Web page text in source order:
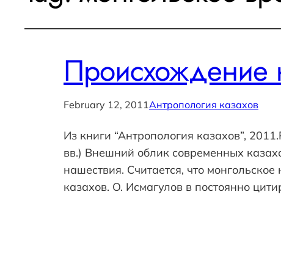
February 12, 2011Антропология казахов
Из книги “Антропология казахов”,
вв.) Внешний облик современных
нашествия. Считается, что
казахов. О. Исмагулов в постоянно